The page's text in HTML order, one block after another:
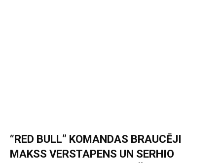
“RED BULL” KOMANDAS BRAUCĒJI
MAKSS VERSTAPENS UN SERHIO